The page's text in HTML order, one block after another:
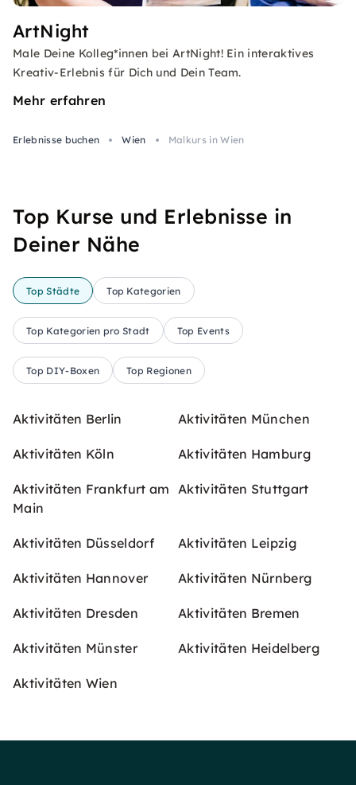
ArtNight
Male Deine Kolleg*innen bei ArtNight! Ein interaktives
Kreativ-Erlebnis für Dich und Dein Team.
Mehr erfahren
Erlebnisse buchen Wien Malkurs in Wien
Top Kurse und Erlebnisse in
Deiner Nähe
Top Städte Top Kategorien
Top Kategorien pro Stadt Top Events
Top DIY-Boxen Top Regionen
Aktivitäten Berlin Aktivitäten München
Aktivitäten Köln Aktivitäten Hamburg
Aktivitäten Frankfurt am
Main
Aktivitäten Stuttgart
Aktivitäten Düsseldorf Aktivitäten Leipzig
Aktivitäten Hannover Aktivitäten Nürnberg
Aktivitäten Dresden Aktivitäten Bremen
Aktivitäten Münster Aktivitäten Heidelberg
Aktivitäten Wien